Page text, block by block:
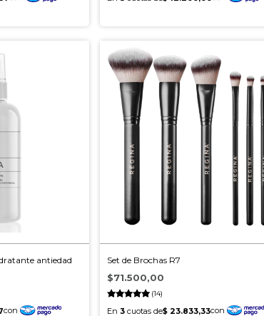
antiedad Set de Brochas R7
(14)
$71.500,00